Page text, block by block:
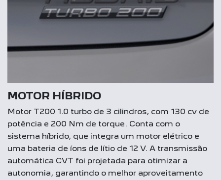
MOTOR HÍBRIDO
Motor T200 1.0 turbo de 3 cilindros, com 130 cv de
potência e 200 Nm de torque. Conta com o
sistema híbrido, que integra um motor elétrico e
uma bateria de íons de lítio de 12 V. A transmissão
automática CVT foi projetada para otimizar a
autonomia, garantindo o melhor aproveitamento